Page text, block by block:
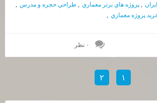
پروژه هاي برتر معماري طراحي حجره و مدرس
پروژه معماري
۰ نظر
۱ ۲